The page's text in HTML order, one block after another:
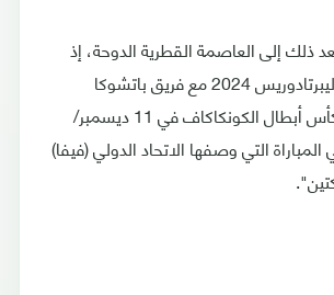
ذلك إلى العاصمة القطرية الدوحة، إذ
يلتقي بطل كأس ليبرتادوريس 2024 مع فريق باتشوكا
المكسيكي بطل كأس أبطال الكونكاكاف في 11 ديسمبر/
التي وصفها الاتحاد الدولي (فيفا)